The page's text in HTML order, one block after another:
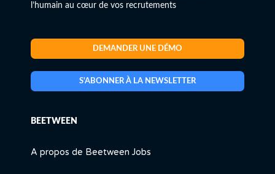
l’humain au cœur de vos recrutements
DEMANDER UNE DÉMO
S'ABONNER À LA NEWSLETTER
BEETWEEN
A propos de Beetween Jobs